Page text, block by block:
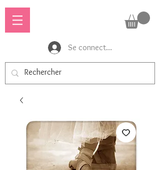
Se connecter